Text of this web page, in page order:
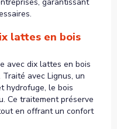
lattes en bois
avec dix lattes en bois
avec Lignus, un
hydrofuge, le bois
Ce traitement préserve
en offrant un confort